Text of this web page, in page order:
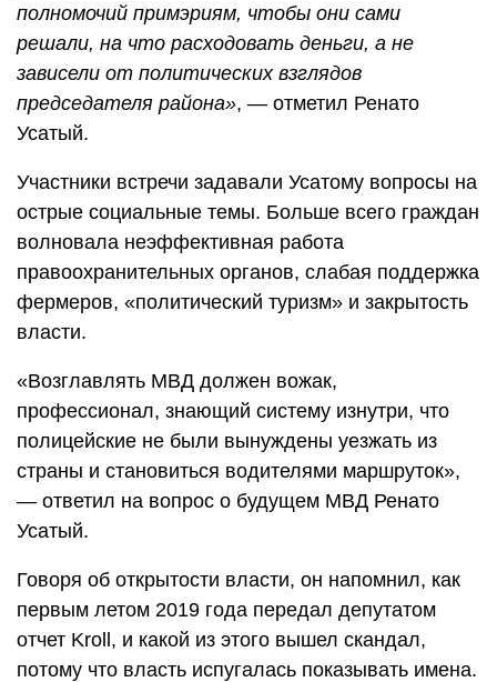
полномочий примэриям, чтобы они сами
решали, на что расходовать деньги, а не
зависели от политических взглядов
председателя района», — отметил Ренато
Усатый.
Участники встречи задавали Усатому вопросы на
острые социальные темы. Больше всего граждан
волновала неэффективная работа
правоохранительных органов, слабая поддержка
фермеров, «политический туризм» и закрытость
власти.
«Возглавлять МВД должен вожак,
профессионал, знающий систему изнутри, что
полицейские не были вынуждены уезжать из
страны и становиться водителями маршруток»,
— ответил на вопрос о будущем МВД Ренато
Усатый.
Говоря об открытости власти, он напомнил, как
первым летом 2019 года передал депутатом
отчет Kroll, и какой из этого вышел скандал,
потому что власть испугалась показывать имена.